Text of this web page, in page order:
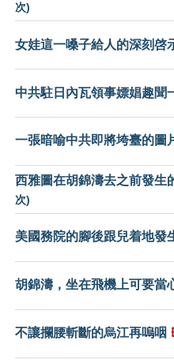
次)
女娃這一嗓子給人的深刻啓
中共駐日內瓦領事嫖娼趣聞
一張暗喻中共即將垮臺的圖
西雅圖在胡錦濤去之前發生
次)
美國務院的腳後跟兒着地發
胡錦濤，坐在飛機上可要當
不讓攔腰斬斷的烏江再嗚咽